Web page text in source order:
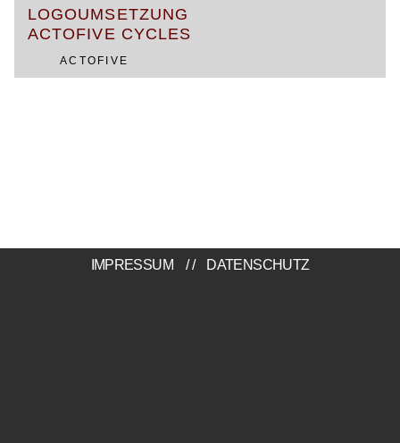
LOGOUMSETZUNG
ACTOFIVE CYCLES
ACTOFIVE
IMPRESSUM // DATENSCHUTZ